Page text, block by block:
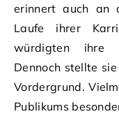
erinnert auch an
Laufe ihrer
würdigten ihre
Dennoch stellte
Vordergrund.
Publikums